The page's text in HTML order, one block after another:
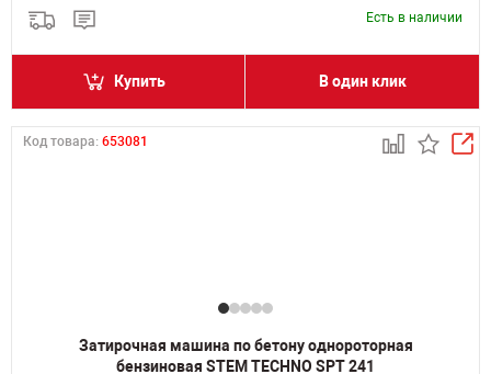
Есть в наличии
Купить В один клик
Код товара: 653081
Затирочная машина по бетону однороторная
бензиновая STEM TECHNO SPT 241